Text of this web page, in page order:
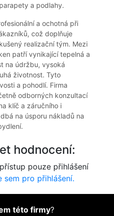
a podlahy.
a ochotná při
což doplňuje
realizační tým. Mezi
patří vynikající tepelná a
na údržbu, vysoká
životnost. Tyto
a pohodlí. Firma
odborných konzultací
klíč a záručního i
na úsporu nákladů na
hodnocení:
pouze přihlášení
sem pro přihlášení.
této firmy?